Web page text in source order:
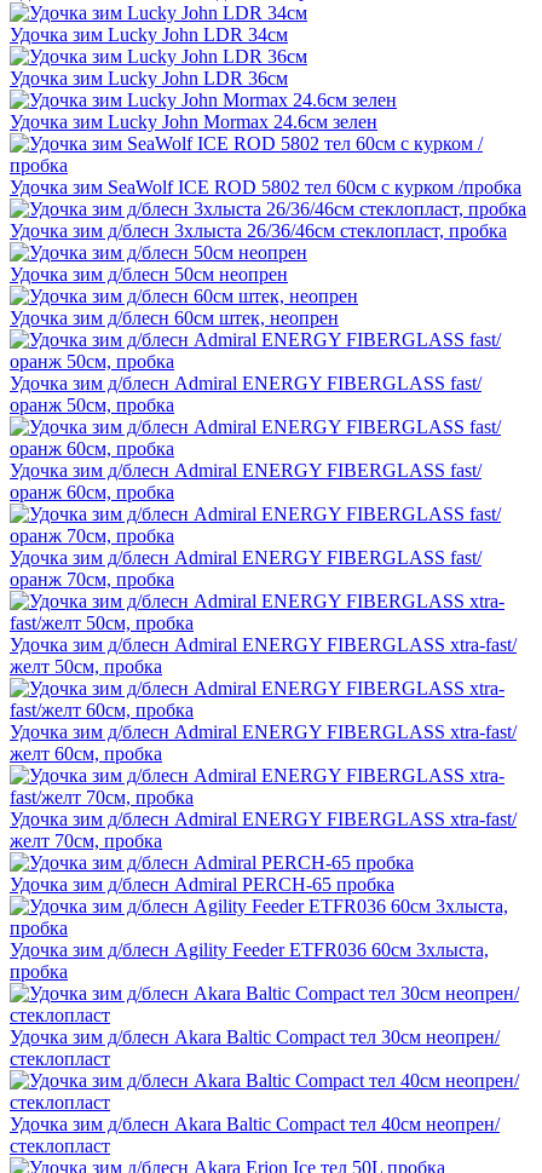
Удочка зим Lucky John LDR 34см
Удочка зим Lucky John LDR 36см
Удочка зим Lucky John Mormax 24.6см зелен
Удочка зим SeaWolf ICE ROD 5802 тел 60см c курком /пробка
Удочка зим д/блесн 3хлыста 26/36/46см стеклопласт, пробка
Удочка зим д/блесн 50см неопрен
Удочка зим д/блесн 60см штек, неопрен
Удочка зим д/блесн Admiral ENERGY FIBERGLASS fast/
оранж 50см, пробка
Удочка зим д/блесн Admiral ENERGY FIBERGLASS fast/
оранж 60см, пробка
Удочка зим д/блесн Admiral ENERGY FIBERGLASS fast/
оранж 70см, пробка
Удочка зим д/блесн Admiral ENERGY FIBERGLASS xtra-fast/
желт 50см, пробка
Удочка зим д/блесн Admiral ENERGY FIBERGLASS xtra-fast/
желт 60см, пробка
Удочка зим д/блесн Admiral ENERGY FIBERGLASS xtra-fast/
желт 70см, пробка
Удочка зим д/блесн Admiral PERCH-65 пробка
Удочка зим д/блесн Agility Feeder ETFR036 60см 3хлыста,
пробка
Удочка зим д/блесн Akara Baltic Compact тел 30см неопрен/
стеклопласт
Удочка зим д/блесн Akara Baltic Compact тел 40см неопрен/
стеклопласт